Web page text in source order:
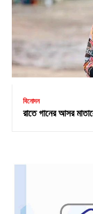
বিনোদন
রাতে গানের আসর